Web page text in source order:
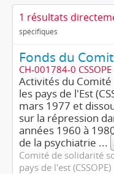
1 résultats
spécifiques
CH-001784-0 CSSOPE
Activités du
les pays de l'Est
mars 1977 et
sur la répression
années 1960 à
de la psychiatrie ...
Comité de solidarité
pays de l'est (CSSOPE)